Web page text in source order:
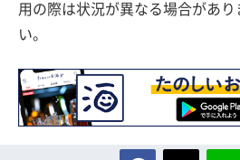
用の際は状況が異なる場合があ
い。